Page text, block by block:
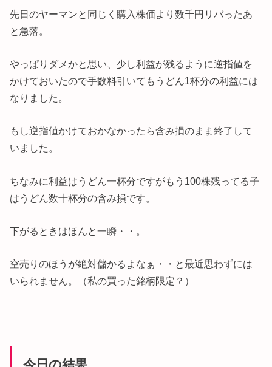
先日のヤーマンと同じく購入株価より数千円リバったあ
と急落。
やっぱりダメかと思い、少し利益が残るように逆指値を
かけておいたので手数料引いてもうどん1杯分の利益には
なりました。
もし逆指値かけておかなかったら含み損のまま終了して
いました。
ちなみに利益はうどん一杯分ですがもう100株残ってる子
はうどん数十杯分の含み損です。
下がるときはほんと一瞬・・。
空売りのほうが絶対儲かるよなぁ・・と最近思わずには
いられません。（私の買った銘柄限定？）